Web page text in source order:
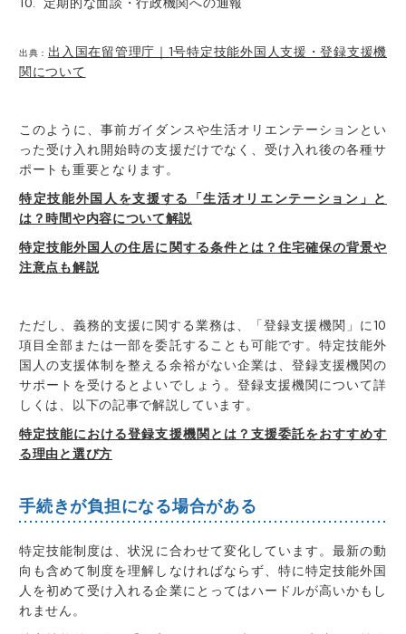
出典： 出入国在留管理庁｜1号特定技能外国人支援・登録支援機
関について
このように、事前ガイダンスや生活オリエンテーションとい
った受け入れ開始時の支援だけでなく、受け入れ後の各種サ
ポートも重要となります。
特定技能外国人を支援する「生活オリエンテーション」と
は？時間や内容について解説
特定技能外国人の住居に関する条件とは？住宅確保の背景や
注意点も解説
ただし、義務的支援に関する業務は、
「登録支援機関」に10
項目全部または一部を委託することも可能です。特定技能外
国人の支援体制を整える余裕がない企業は、登録支援機関の
サポートを受けるとよいでしょう。登録支援機関について詳
しくは、以下の記事で解説しています。
特定技能における登録支援機関とは？支援委託をおすすめす
る理由と選び方
手続きが負担になる場合がある
特定技能制度は、状況に合わせて変化しています。最新の動
向も含めて制度を理解しなければならず、特に特定技能外国
人を初めて受け入れる企業にとってはハードルが高いかもし
れません。